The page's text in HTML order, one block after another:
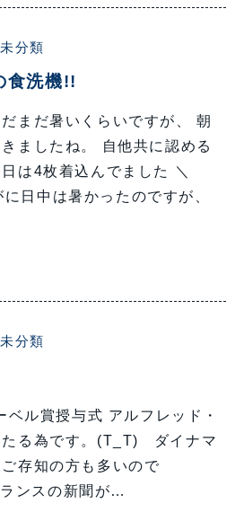
未分類
食洗機!!
まだ暑いくらいですが、 朝
ましたね。 自他共に認める
は4枚着込んでました ＼
中は暑かったのですが、
未分類
ル賞授与式 アルフレッド・
たる為です。(T_T) ダイナマ
存知の方も多いので
ンスの新聞が…